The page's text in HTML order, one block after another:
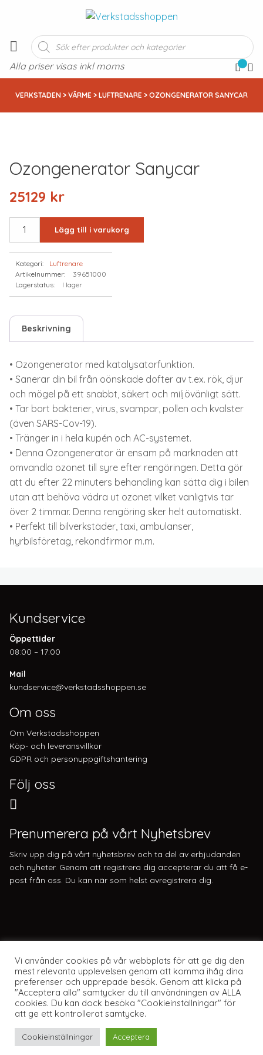
Alla priser visas inkl moms
Produktsökning
VERKSTADEN > VÄRME > LUFTRENARE > OZONGENERATOR SANYCAR
Ozongenerator Sanycar
25129 kr
OZONGENERATOR
mängd
Lägg till i varukorg
Kategori:
Luftrenare
Artikelnummer:
39651000
Lagerstatus:
I lager
Beskrivning
• Ozongenerator med katalysatorfunktion.
• Sanerar din bil från oönskade dofter av t.ex. rök, djur
och mögel på ett snabbt, säkert och miljövänligt sätt.
• Tar bort bakterier, virus, svampar, pollen och kvalster
(även SARS-Cov-19).
• Tränger in i hela kupén och AC-systemet.
• Denna Ozongenerator är ensam på marknaden att
omvandla ozonet till syre efter rengöringen. Detta gör
att du efter 22 minuters behandling kan sätta dig i bilen
utan att behöva vädra ut ozonet vilket vanligtvis tar
över 2 timmar. Denna rengöring sker helt automatiskt.
• Perfekt till bilverkstäder, taxi, ambulanser,
hyrbilsföretag, rekondfirmor m.m.
Kundservice
Öppettider
08:00 – 17:00
Mail
kundservice@verkstadsshoppen.se
Om oss
Om Verkstadsshoppen
Köp- och leveransvillkor
GDPR och personuppgiftshantering
Följ oss
Prenumerera på vårt Nyhetsbrev
Skriv upp dig på vårt nyhetsbrev och ta del av erbjudanden
och nyheter. Genom att registrera dig accepterar du att få e-
post från oss. Du kan när som helst avregistrera dig.
Webbplats av Knockout Webbyrå
Vi använder cookies på vår webbplats för att ge dig den
mest relevanta upplevelsen genom att komma ihåg dina
preferenser och upprepade besök. Genom att klicka på
"Acceptera alla" samtycker du till användningen av ALLA
cookies. Du kan dock besöka "Cookieinställningar" för
att ge ett kontrollerat samtycke.
Cookieinställningar Acceptera